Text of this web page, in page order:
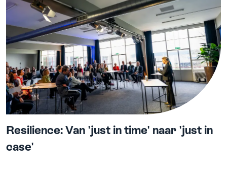
Resilience: Van 'just in time' naar 'just in
case'